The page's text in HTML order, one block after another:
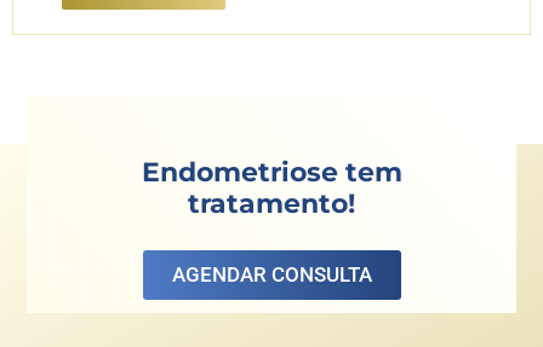
Endometriose tem
tratamento!
AGENDAR CONSULTA